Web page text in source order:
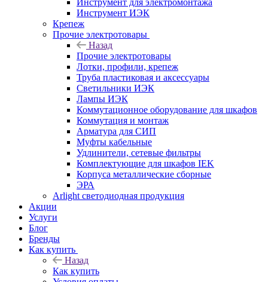
Инструмент ИЭК
Крепеж
Прочие электротовары
Назад
Прочие электротовары
Лотки, профили, крепеж
Труба пластиковая и аксессуары
Светильники ИЭК
Лампы ИЭК
Коммутационное оборудование для шкафов
Коммутация и монтаж
Арматура для СИП
Муфты кабельные
Удлинители, сетевые фильтры
Комплектующие для шкафов IEK
Корпуса металлические сборные
ЭРА
Arlight светодиодная продукция
Акции
Услуги
Блог
Бренды
Как купить
Назад
Как купить